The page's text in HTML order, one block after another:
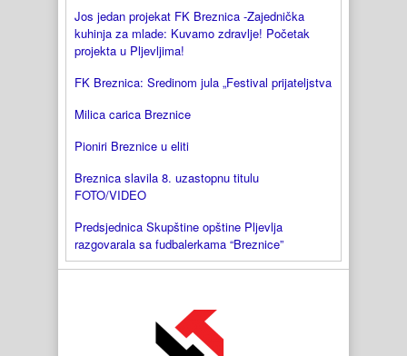
Jos jedan projekat FK Breznica -Zajednička
kuhinja za mlade: Kuvamo zdravlje! Početak
projekta u Pljevljima!
FK Breznica: Sredinom jula „Festival prijateljstva
Milica carica Breznice
Pioniri Breznice u eliti
Breznica slavila 8. uzastopnu titulu
FOTO/VIDEO
Predsjednica Skupštine opštine Pljevlja
razgovarala sa fudbalerkama “Breznice”